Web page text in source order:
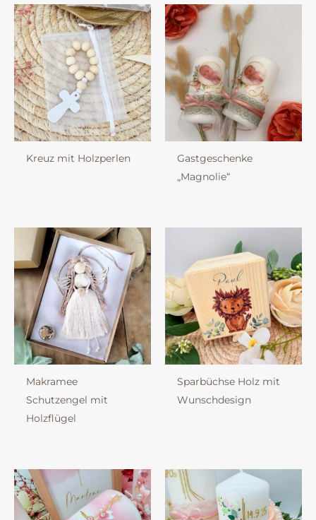
Kreuz mit Holzperlen
Gastgeschenke
„Magnolie“
Makramee
Schutzengel mit
Holzflügel
Sparbüchse Holz mit
Wunschdesign